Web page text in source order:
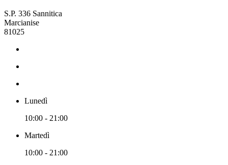
S.P. 336 Sannitica
Marcianise
81025
Lunedì
10:00 - 21:00
Martedì
10:00 - 21:00